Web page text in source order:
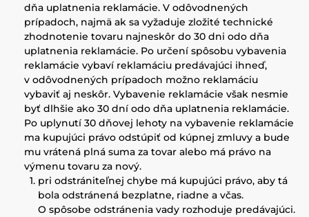
dňa uplatnenia reklamácie. V odôvodnených
prípadoch, najmä ak sa vyžaduje zložité technické
zhodnotenie tovaru najneskôr do 30 dni odo dňa
uplatnenia reklamácie. Po určení spôsobu vybavenia
reklamácie vybaví reklamáciu predávajúci ihneď,
v odôvodnených prípadoch možno reklamáciu
vybaviť aj neskôr. Vybavenie reklamácie však nesmie
byť dlhšie ako 30 dní odo dňa uplatnenia reklamácie.
Po uplynutí 30 dňovej lehoty na vybavenie reklamácie
ma kupujúci právo odstúpiť od kúpnej zmluvy a bude
mu vrátená plná suma za tovar alebo má právo na
výmenu tovaru za nový.
pri odstrániteľnej chybe má kupujúci právo, aby tá
bola odstránená bezplatne, riadne a včas.
O spôsobe odstránenia vady rozhoduje predávajúci.